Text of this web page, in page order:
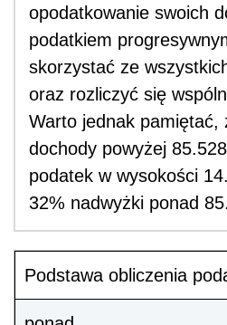
opodatkowanie swoich
podatkiem
skorzystać ze
oraz rozliczyć się
Warto jednak pamiętać,
dochody powyżej
podatek w wysokości
32% nadwyżki ponad
Podstawa